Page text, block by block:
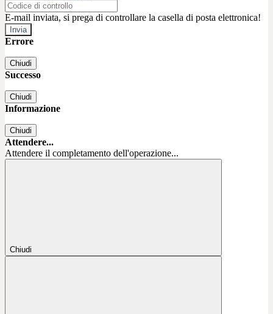
E-mail inviata, si prega di controllare la casella di posta elettronica!
Errore
Chiudi
Successo
Chiudi
Informazione
Chiudi
Attendere...
Attendere il completamento dell'operazione...
Chiudi